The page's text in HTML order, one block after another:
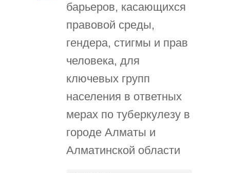
барьеров, касающихся
правовой среды,
гендера, стигмы и прав
человека, для
ключевых групп
населения в ответных
мерах по туберкулезу в
городе Aлматы и
Aлматинской области